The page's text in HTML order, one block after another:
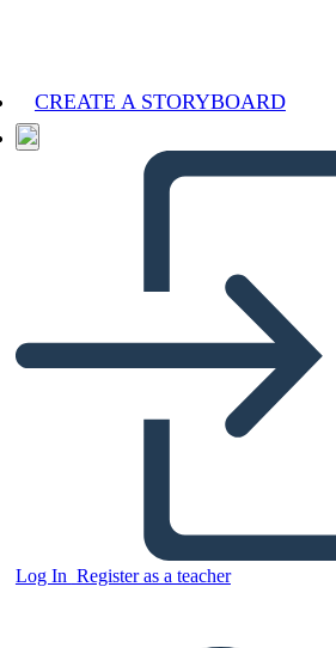
CREATE A STORYBOARD
Log In Register as a teacher
Environment